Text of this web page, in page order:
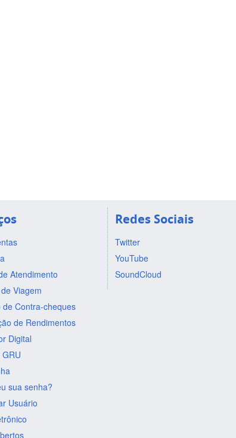
Atendimento
Viagem
de Contra-cheques
de Rendimentos
Digital
sua senha?
Usuário
Redes Sociais
Twitter
YouTube
SoundCloud